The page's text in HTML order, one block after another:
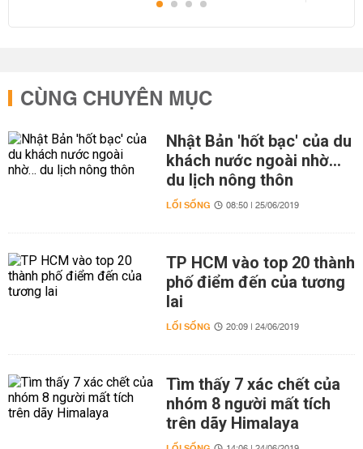
CÙNG CHUYÊN MỤC
Nhật Bản 'hốt bạc' của du
khách nước ngoài nhờ…
du lịch nông thôn
LỐI SỐNG 08:50 | 25/06/2019
TP HCM vào top 20 thành
phố điểm đến của tương
lai
LỐI SỐNG 20:09 | 24/06/2019
Tìm thấy 7 xác chết của
nhóm 8 người mất tích
trên dãy Himalaya